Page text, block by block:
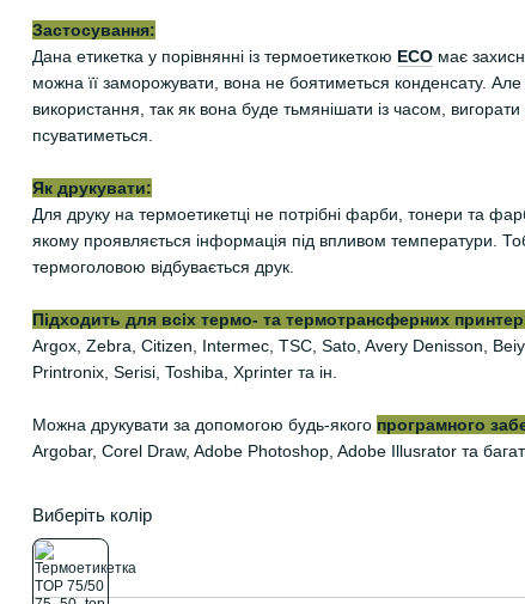
Застосування:
Дана етикетка у порівнянні із термоетикеткою ЕСО має
можна її заморожувати, вона не боятиметься конденсату.
використання, так як вона буде тьмянішати із часом,
псуватиметься.
Як друкувати:
Для друку на термоетикетці не потрібні фарби, тонери та
якому проявляється інформація під впливом температури.
термоголовою відбувається друк.
Підходить для всіх термо- та термотрансферних
Argox, Zebra, Citizen, Intermec, TSC, Sato, Avery Denisson,
Printronix, Serisi, Toshiba, Xprinter та ін.
Можна друкувати за допомогою будь-якого програмного
Argobar, Corel Draw, Adobe Photoshop, Adobe Illusrator та
Виберіть колір